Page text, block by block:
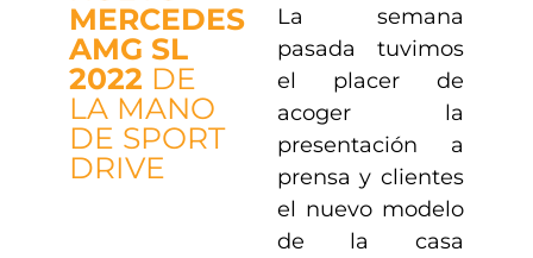
MERCEDES
AMG SL
2022 DE
LA MANO
DE SPORT
DRIVE
La semana
pasada tuvimos
el placer de
acoger la
presentación a
prensa y clientes
el nuevo modelo
de la casa